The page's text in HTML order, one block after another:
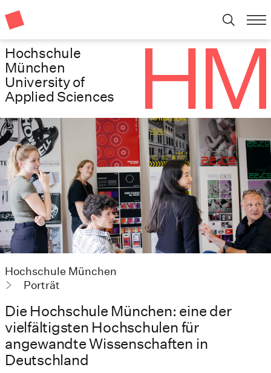
Hochschule
München
University of
Applied Sciences
Hochschule München
Porträt
Die Hochschule München: eine der
vielfältigsten Hochschulen für
angewandte Wissenschaften in
Deutschland